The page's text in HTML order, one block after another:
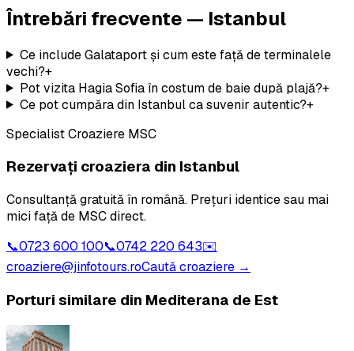
Întrebări frecvente — Istanbul
Ce include Galataport și cum este față de terminalele
vechi?+
Pot vizita Hagia Sofia în costum de baie după plajă?+
Ce pot cumpăra din Istanbul ca suvenir autentic?+
Specialist Croaziere MSC
Rezervați croaziera din Istanbul
Consultanță gratuită în română. Prețuri identice sau mai
mici față de MSC direct.
📞0723 600 100📞0742 220 643✉️
croaziere@jinfotours.roCaută croaziere →
Porturi similare din Mediterana de Est